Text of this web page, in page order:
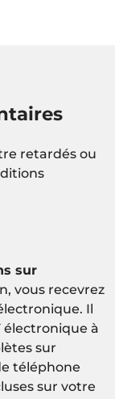
retardés ou
sur
vous recevrez
Il
électronique à
sur
téléphone
sur votre